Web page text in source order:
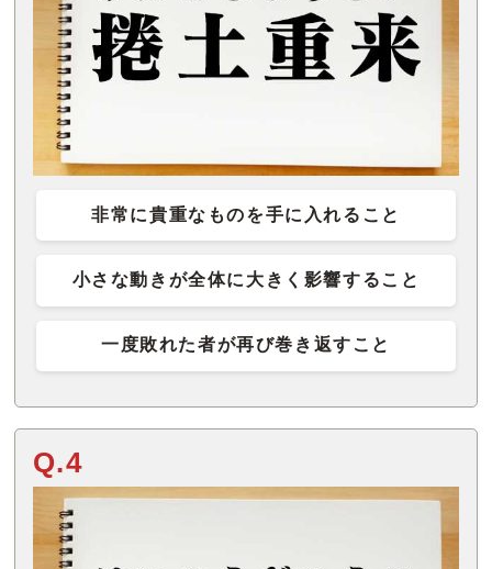
非常に貴重なものを手に入れること
小さな動きが全体に大きく影響すること
一度敗れた者が再び巻き返すこと
Q.4